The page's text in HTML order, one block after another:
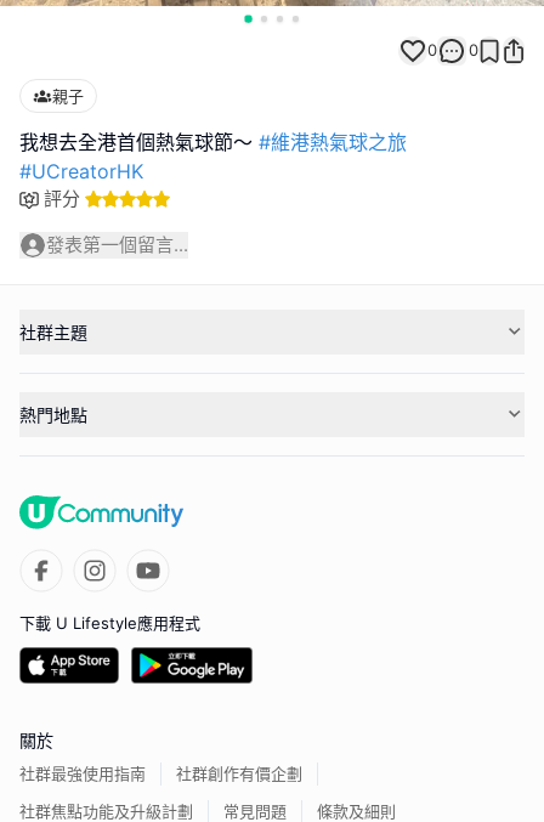
0 0
親子
我想去全港首個熱氣球節～ #維港熱氣球之旅
#UCreatorHK
評分
發表第一個留言...
社群主題
熱門地點
下載 U Lifestyle應用程式
關於
社群最強使用指南
社群創作有價企劃
社群焦點功能及升級計劃
常見問題 條款及細則